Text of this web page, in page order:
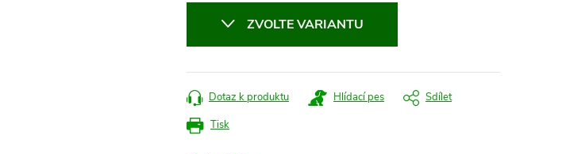
ZVOLTE VARIANTU
Tisk
Dotaz k produktu Hlídací pes Sdílet